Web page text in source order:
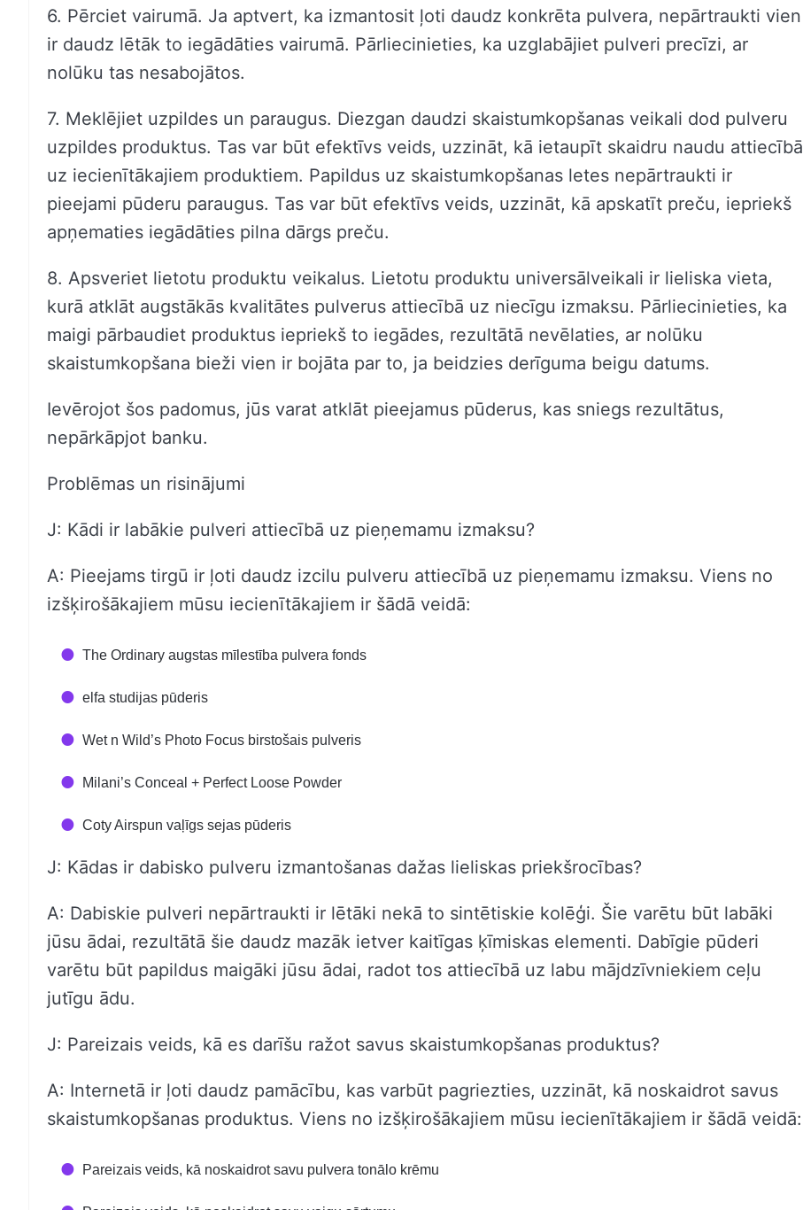
6. Pērciet vairumā. Ja aptvert, ka izmantosit ļoti daudz konkrēta pulvera, nepārtraukti vien
ir daudz lētāk to iegādāties vairumā. Pārliecinieties, ka uzglabājiet pulveri precīzi, ar
nolūku tas nesabojātos.
7. Meklējiet uzpildes un paraugus. Diezgan daudzi skaistumkopšanas veikali dod pulveru
uzpildes produktus. Tas var būt efektīvs veids, uzzināt, kā ietaupīt skaidru naudu attiecībā
uz iecienītākajiem produktiem. Papildus uz skaistumkopšanas letes nepārtraukti ir
pieejami pūderu paraugus. Tas var būt efektīvs veids, uzzināt, kā apskatīt preču, iepriekš
apņematies iegādāties pilna dārgs preču.
8. Apsveriet lietotu produktu veikalus. Lietotu produktu universālveikali ir lieliska vieta,
kurā atklāt augstākās kvalitātes pulverus attiecībā uz niecīgu izmaksu. Pārliecinieties, ka
maigi pārbaudiet produktus iepriekš to iegādes, rezultātā nevēlaties, ar nolūku
skaistumkopšana bieži vien ir bojāta par to, ja beidzies derīguma beigu datums.
Ievērojot šos padomus, jūs varat atklāt pieejamus pūderus, kas sniegs rezultātus,
nepārkāpjot banku.
Problēmas un risinājumi
J: Kādi ir labākie pulveri attiecībā uz pieņemamu izmaksu?
A: Pieejams tirgū ir ļoti daudz izcilu pulveru attiecībā uz pieņemamu izmaksu. Viens no
izšķirošākajiem mūsu iecienītākajiem ir šādā veidā:
The Ordinary augstas mīlestība pulvera fonds
elfa studijas pūderis
Wet n Wild’s Photo Focus birstošais pulveris
Milani’s Conceal + Perfect Loose Powder
Coty Airspun vaļīgs sejas pūderis
J: Kādas ir dabisko pulveru izmantošanas dažas lieliskas priekšrocības?
A: Dabiskie pulveri nepārtraukti ir lētāki nekā to sintētiskie kolēģi. Šie varētu būt labāki
jūsu ādai, rezultātā šie daudz mazāk ietver kaitīgas ķīmiskas elementi. Dabīgie pūderi
varētu būt papildus maigāki jūsu ādai, radot tos attiecībā uz labu mājdzīvniekiem ceļu
jutīgu ādu.
J: Pareizais veids, kā es darīšu ražot savus skaistumkopšanas produktus?
A: Internetā ir ļoti daudz pamācību, kas varbūt pagriezties, uzzināt, kā noskaidrot savus
skaistumkopšanas produktus. Viens no izšķirošākajiem mūsu iecienītākajiem ir šādā veidā:
Pareizais veids, kā noskaidrot savu pulvera tonālo krēmu